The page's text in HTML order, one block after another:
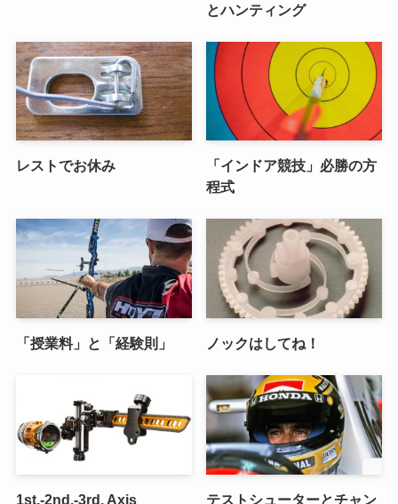
とハンティング
レストでお休み
「インドア競技」必勝の方
程式
「授業料」と「経験則」 ノックはしてね！
1st.-2nd.-3rd. Axis テストシューターとチャン